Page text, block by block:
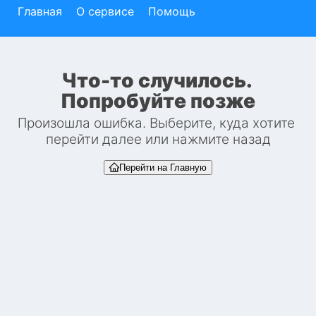
Главная О сервисе Помощь
Что-то случилось.
Попробуйте позже
Произошла ошибка. Выберите, куда хотите
перейти далее или нажмите назад
Перейти на Главную